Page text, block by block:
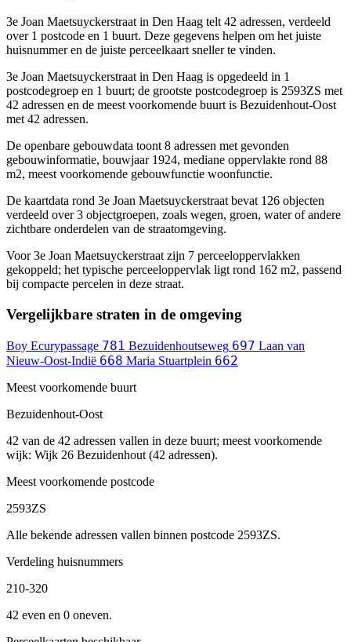
3e Joan Maetsuyckerstraat in Den Haag telt 42 adressen, verdeeld
over 1 postcode en 1 buurt. Deze gegevens helpen om het juiste
huisnummer en de juiste perceelkaart sneller te vinden.
3e Joan Maetsuyckerstraat in Den Haag is opgedeeld in 1
postcodegroep en 1 buurt; de grootste postcodegroep is 2593ZS met
42 adressen en de meest voorkomende buurt is Bezuidenhout-Oost
met 42 adressen.
De openbare gebouwdata toont 8 adressen met gevonden
gebouwinformatie, bouwjaar 1924, mediane oppervlakte rond 88
m2, meest voorkomende gebouwfunctie woonfunctie.
De kaartdata rond 3e Joan Maetsuyckerstraat bevat 126 objecten
verdeeld over 3 objectgroepen, zoals wegen, groen, water of andere
zichtbare onderdelen van de straatomgeving.
Voor 3e Joan Maetsuyckerstraat zijn 7 perceeloppervlakken
gekoppeld; het typische perceeloppervlak ligt rond 162 m2, passend
bij compacte percelen in deze straat.
Vergelijkbare straten in de omgeving
Boy Ecurypassage 781 Bezuidenhoutseweg 697 Laan van
Nieuw-Oost-Indië 668 Maria Stuartplein 662
Meest voorkomende buurt
Bezuidenhout-Oost
42 van de 42 adressen vallen in deze buurt; meest voorkomende
wijk: Wijk 26 Bezuidenhout (42 adressen).
Meest voorkomende postcode
2593ZS
Alle bekende adressen vallen binnen postcode 2593ZS.
Verdeling huisnummers
210-320
42 even en 0 oneven.